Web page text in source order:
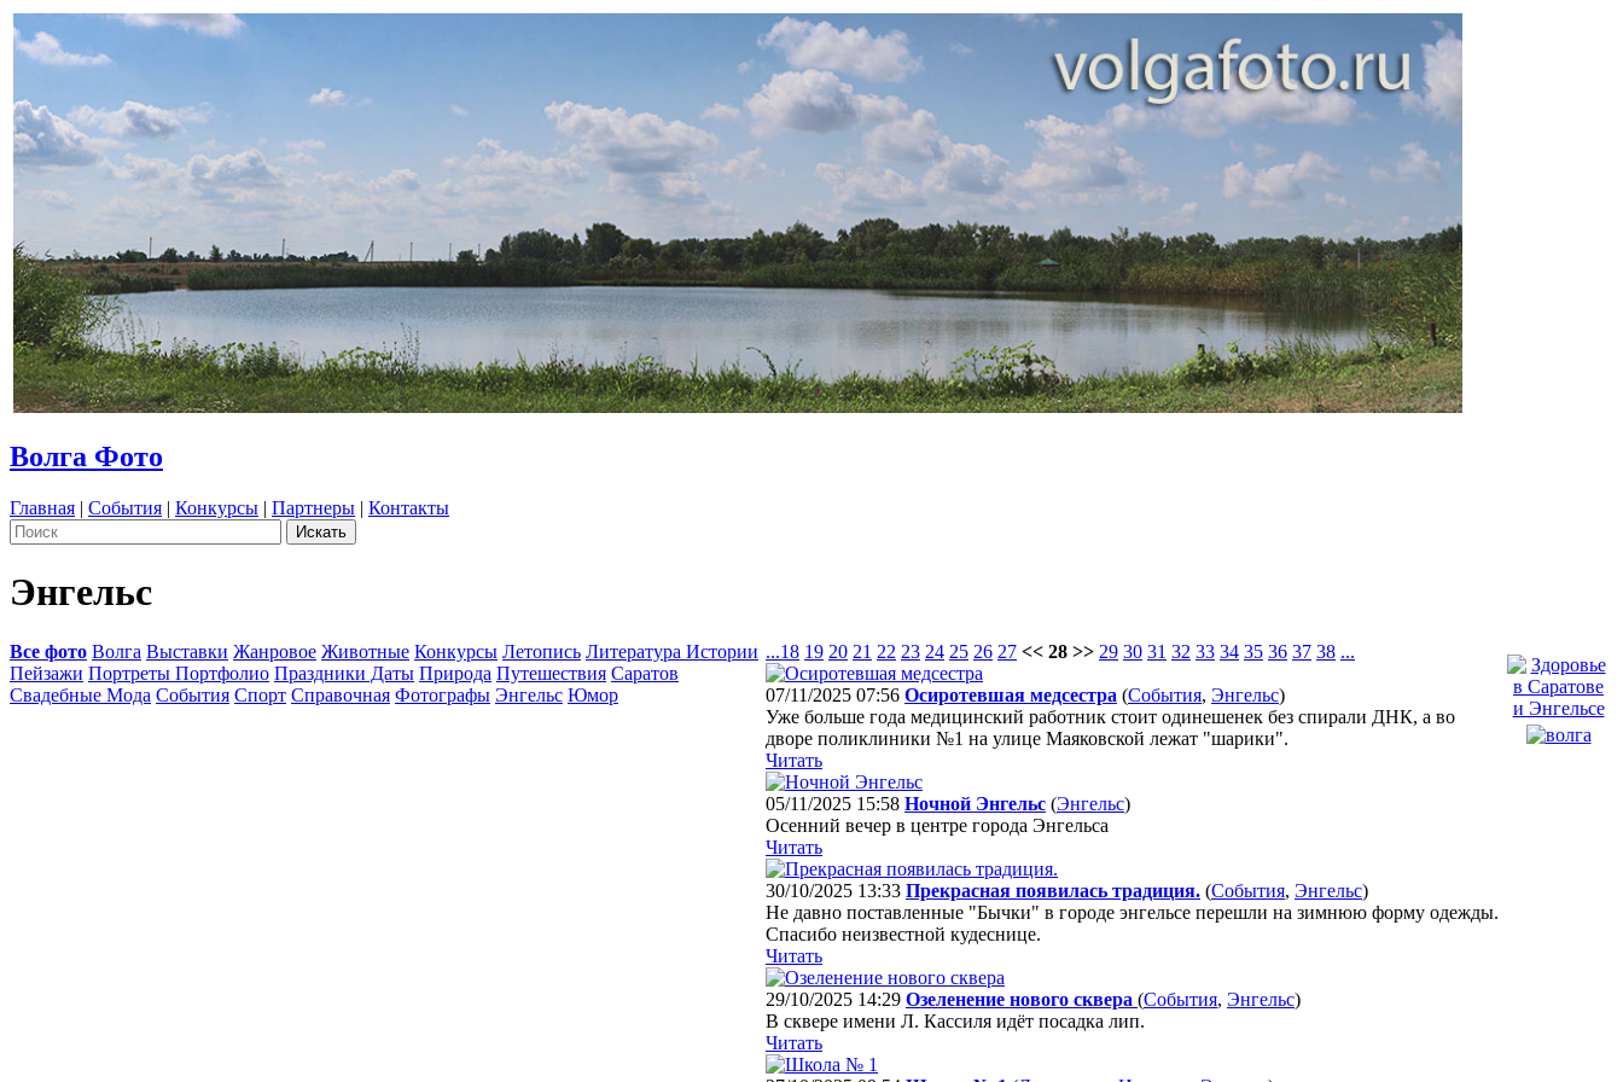
Волга Фото
Главная | События | Конкурсы | Партнеры | Контакты
Энгельс
Все фото Волга Выставки Жанровое Животные Конкурсы Летопись Литература Истории
Пейзажи Портреты Портфолио Праздники Даты Природа Путешествия Саратов
Свадебные Мода События Спорт Справочная Фотографы Энгельс Юмор
...18 19 20 21 22 23 24 25 26 27 << 28 >> 29 30 31 32 33 34 35 36 37 38 ...
07/11/2025 07:56 Осиротевшая медсестра (События, Энгельс)
Уже больше года медицинский работник стоит одинешенек без спирали ДНК, а во
дворе поликлиники №1 на улице Маяковской лежат "шарики".
Читать
05/11/2025 15:58 Ночной Энгельс (Энгельс)
Осенний вечер в центре города Энгельса
Читать
30/10/2025 13:33 Прекрасная появилась традиция. (События, Энгельс)
Не давно поставленные "Бычки" в городе энгельсе перешли на зимнюю форму одежды.
Спасибо неизвестной кудеснице.
Читать
29/10/2025 14:29 Озеленение нового сквера (События, Энгельс)
В сквере имени Л. Кассиля идёт посадка лип.
Читать